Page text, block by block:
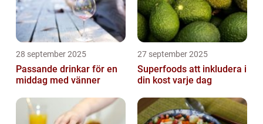
28 september 2025
Passande drinkar för en
middag med vänner
27 september 2025
Superfoods att inkludera i
din kost varje dag